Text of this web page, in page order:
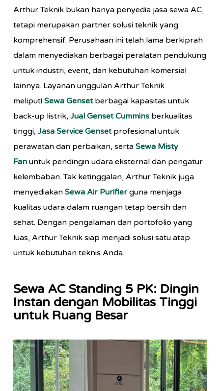
Arthur Teknik bukan hanya penyedia jasa sewa AC,
tetapi merupakan partner solusi teknik yang
komprehensif. Perusahaan ini telah lama berkiprah
dalam menyediakan berbagai peralatan pendukung
untuk industri, event, dan kebutuhan komersial
lainnya. Layanan unggulan Arthur Teknik
meliputi Sewa Gensetberbagai kapasitas untuk
back-up listrik, Jual Genset Cumminsberkualitas
tinggi, Jasa Service Gensetprofesional untuk
perawatan dan perbaikan, serta Sewa Misty
Fanuntuk pendingin udara eksternal dan pengatur
kelembaban. Tak ketinggalan, Arthur Teknik juga
menyediakan Sewa Air Purifierguna menjaga
kualitas udara dalam ruangan tetap bersih dan
sehat. Dengan pengalaman dan portofolio yang
luas, Arthur Teknik siap menjadi solusi satu atap
untuk kebutuhan teknis Anda.
Sewa AC Standing 5 PK: Dingin
Instan dengan Mobilitas Tinggi
untuk Ruang Besar